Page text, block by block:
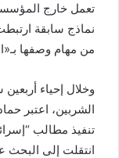
تعمل خارج
نماذج سابقة
من مهام وصفها
وخلال إحياء
الشربين، اعتبر
تنفيذ مطالب
انتقلت إلى البحث